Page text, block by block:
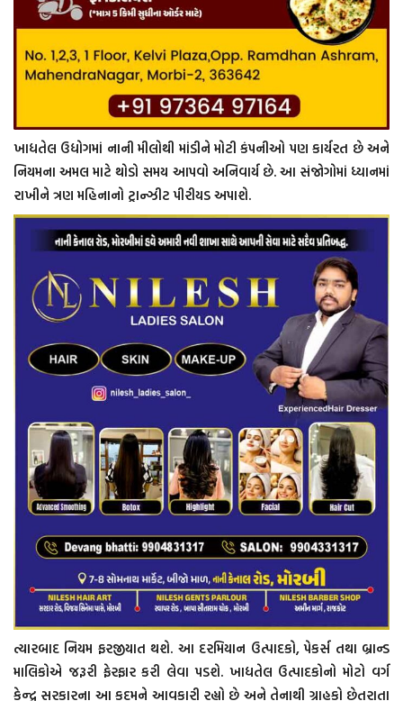
ખાદ્યતેલ ઉદ્યોગમાં નાની મીલોથી માંડીને મોટી કંપનીઓ પણ કાર્યરત છે અને
નિયમના અમલ માટે થોડો સમય આપવો અનિવાર્ય છે. આ સંજોગોમાં ધ્યાનમાં
રાખીને ત્રણ મહિનાનો ટ્રાન્ઝીટ પીરીયડ અપાશે.
ત્યારબાદ નિયમ ફરજીયાત થશે. આ દરમિયાન ઉત્પાદકો, પેકર્સ તથા બ્રાન્ડ
માલિકોએ જરૂરી ફેરફાર કરી લેવા પડશે. ખાદ્યતેલ ઉત્પાદકોનો મોટો વર્ગ
કેન્દ્ર સરકારના આ કદમને આવકારી રહ્યો છે અને તેનાથી ગ્રાહકો છેતરાતા